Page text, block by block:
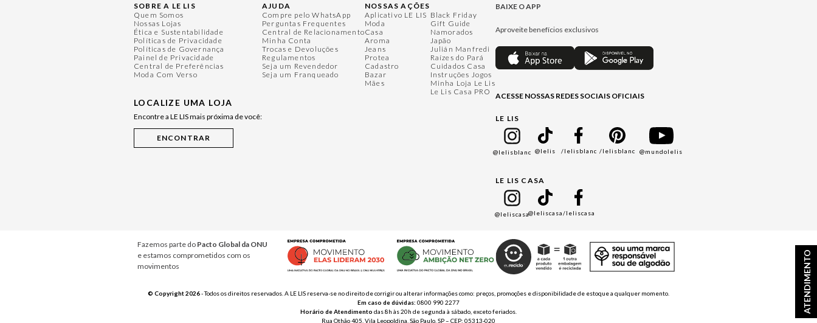
ATENDIMENTO
SOBRE A LE LIS
Quem Somos
Nossas Lojas
Ética e Sustentabilidade
Políticas de Privacidade
Políticas de Governança
Painel de Privacidade
Central de Preferências
Moda Com Verso
LOCALIZE UMA LOJA
Encontre a LE LIS mais próxima de você:
AJUDA
Compre pelo WhatsApp
Perguntas Frequentes
Central de Relacionamento
Minha Conta
Trocas e Devoluções
Regulamentos
Seja um Revendedor
Seja um Franqueado
NOSSAS AÇÕES
Aplicativo LE LIS
Moda
Casa
Aroma
Jeans
Protea
Cadastro
Bazar
Mães
Black Friday
Gift Guide
Namorados
Japão
Julián Manfredi
Raízes do Pará
Cuidados Casa
Instruções Jogos
Minha Loja Le Lis
Le Lis Casa PRO
BAIXE O APP
Aproveite benefícios exclusivos
ACESSE NOSSAS REDES SOCIAIS OFICIAIS
LE LIS
@lelisblanc @lelis /lelisblanc /lelisblanc @mundolelis
LE LIS CASA
@leliscasa@leliscasa/leliscasa
Fazemos parte do Pacto Global da ONU
e estamos comprometidos com os
movimentos
© Copyright 2026- Todos os direitos reservados. A LE LIS reserva-se no direito de corrigir ou alterar informações como: preços, promoções e disponibilidade de estoque a qualquer momento.
Em caso de dúvidas: 0800 990 2277
Horário de Atendimento das 8h às 20h de segunda à sábado, exceto feriados.
Rua Othão 405, Vila Leopoldina, São Paulo, SP – CEP: 05313-020